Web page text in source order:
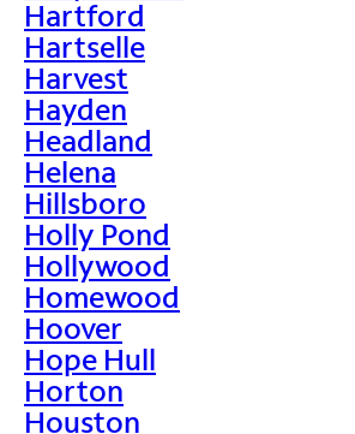
Hartford
Hartselle
Harvest
Hayden
Headland
Helena
Hillsboro
Holly Pond
Hollywood
Homewood
Hoover
Hope Hull
Horton
Houston